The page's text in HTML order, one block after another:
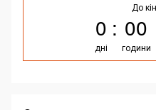
До
0
дні
00
години